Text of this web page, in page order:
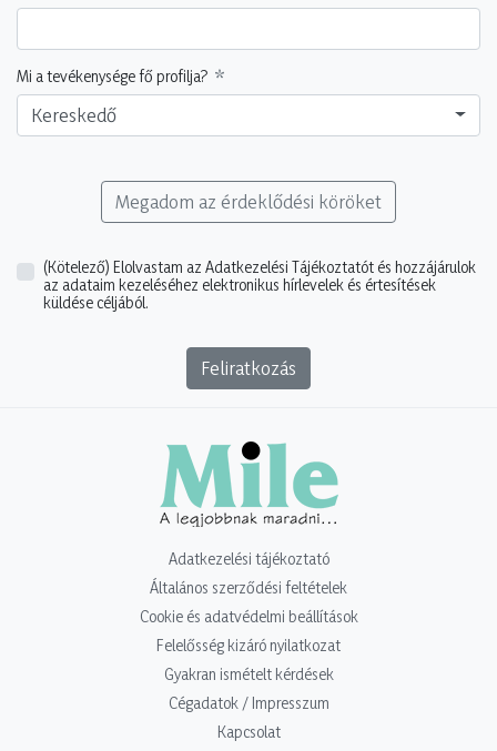
Mi a tevékenysége fő profilja?
Kereskedő
Megadom az érdeklődési köröket
(Kötelező) Elolvastam az Adatkezelési Tájékoztatót és hozzájárulok
az adataim kezeléséhez elektronikus hírlevelek és értesítések
küldése céljából.
Feliratkozás
Adatkezelési tájékoztató
Általános szerződési feltételek
Cookie és adatvédelmi beállítások
Felelősség kizáró nyilatkozat
Gyakran ismételt kérdések
Cégadatok / Impresszum
Kapcsolat